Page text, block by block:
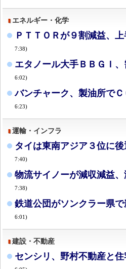
エネルギー・化学
ＰＴＴＯＲが９割減益、
7:38)
エタノール大手ＢＢＧＩ
6:02)
バンチャーク、製油所で
6:23)
運輸・インフラ
タイは東南アジア３位に
7:40)
物流サイノーが減収減益、
7:38)
鉄道公団がソンクラー県
6:01)
建設・不動産
センシリ、野村不動産と